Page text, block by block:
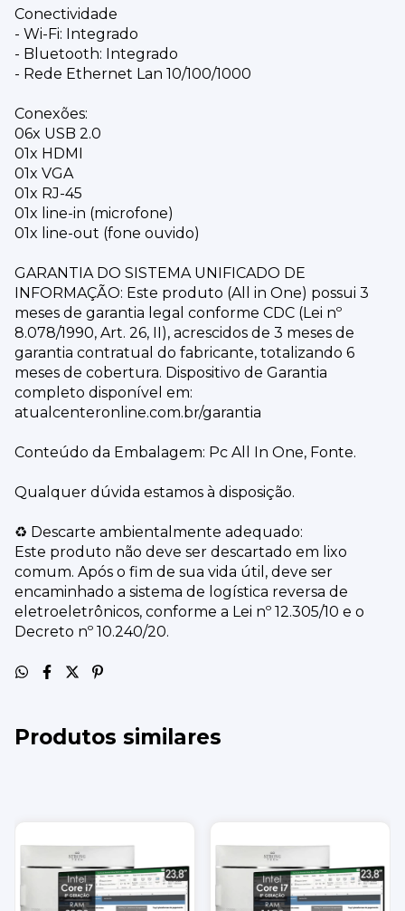
Conectividade
- Wi-Fi: Integrado
- Bluetooth: Integrado
- Rede Ethernet Lan 10/100/1000
Conexões:
06x USB 2.0
01x HDMI
01x VGA
01x RJ-45
01x line-in (microfone)
01x line-out (fone ouvido)
GARANTIA DO SISTEMA UNIFICADO DE
INFORMAÇÃO: Este produto (All in One) possui 3
meses de garantia legal conforme CDC (Lei nº
8.078/1990, Art. 26, II), acrescidos de 3 meses de
garantia contratual do fabricante, totalizando 6
meses de cobertura. Dispositivo de Garantia
completo disponível em:
atualcenteronline.com.br/garantia
Conteúdo da Embalagem: Pc All In One, Fonte.
Qualquer dúvida estamos à disposição.
♻️ Descarte ambientalmente adequado:
Este produto não deve ser descartado em lixo
comum. Após o fim de sua vida útil, deve ser
encaminhado a sistema de logística reversa de
eletroeletrônicos, conforme a Lei nº 12.305/10 e o
Decreto nº 10.240/20.
Produtos similares